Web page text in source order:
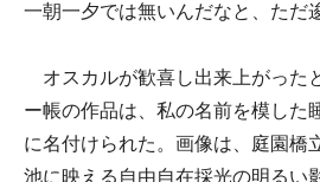
一朝一夕では無いんだなと、ただ
オスカルが歓喜し出来上がった
ー帳の作品は、私の名前を模した
に名付けられた。画像は、庭園橋
池に映える自由自在採光の明るい